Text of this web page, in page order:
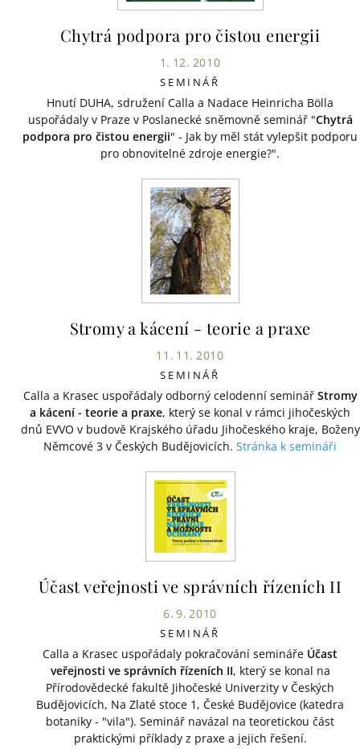
Chytrá podpora pro čistou energii
1. 12. 2010
SEMINÁŘ
Hnutí DUHA, sdružení Calla a Nadace Heinricha Bölla
uspořádaly v Praze v Poslanecké sněmovně seminář "Chytrá
podpora pro čistou energii" - Jak by měl stát vylepšit podporu
pro obnovitelné zdroje energie?".
Stromy a kácení - teorie a praxe
11. 11. 2010
SEMINÁŘ
Calla a Krasec uspořádaly odborný celodenní seminář Stromy
a kácení - teorie a praxe, který se konal v rámci jihočeských
dnů EVVO v budově Krajského úřadu Jihočeského kraje, Boženy
Němcové 3 v Českých Budějovicích. Stránka k semináři
Účast veřejnosti ve správních řízeních II
6. 9. 2010
SEMINÁŘ
Calla a Krasec uspořádaly pokračování semináře Účast
veřejnosti ve správních řízeních II, který se konal na
Přírodovědecké fakultě Jihočeské Univerzity v Českých
Budějovicích, Na Zlaté stoce 1, České Budějovice (katedra
botaniky - "vila"). Seminář navázal na teoretickou část
praktickými příklady z praxe a jejich řešení.